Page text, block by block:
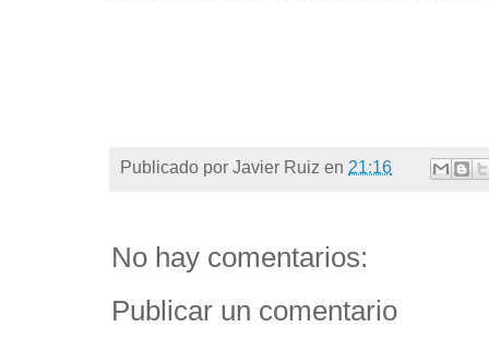
Publicado por Javier Ruiz en 21:16
No hay comentarios:
Publicar un comentario